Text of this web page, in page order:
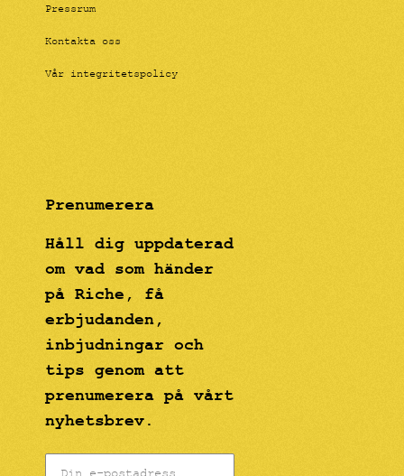
Pressrum
Kontakta oss
Vår integritetspolicy
Prenumerera
Håll dig uppdaterad
om vad som händer
på Riche, få
erbjudanden,
inbjudningar och
tips genom att
prenumerera på vårt
nyhetsbrev.